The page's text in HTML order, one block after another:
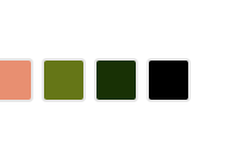
SalmónVerde
Claro
Verde
Oscuro
Negro